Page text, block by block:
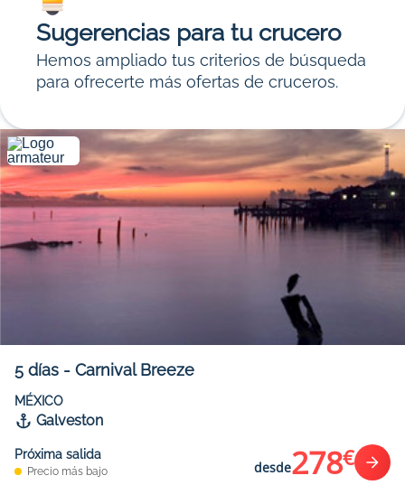
Sugerencias para tu crucero
Hemos ampliado tus criterios de búsqueda
para ofrecerte más ofertas de cruceros.
5 días - Carnival Breeze
MÉXICO
Galveston
Próxima salida
Precio más bajo desde278€